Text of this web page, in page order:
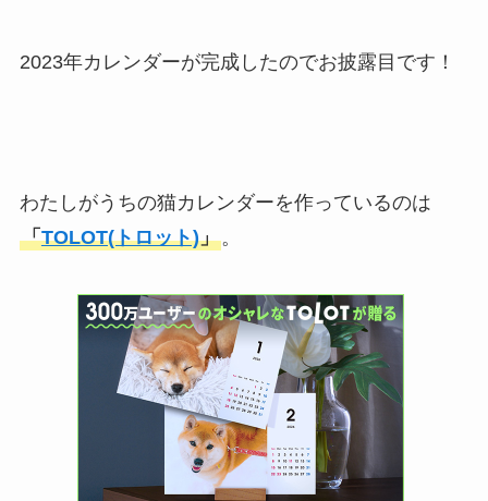
2023年カレンダーが完成したのでお披露目です！
わたしがうちの猫カレンダーを作っているのは
「TOLOT(トロット)」。